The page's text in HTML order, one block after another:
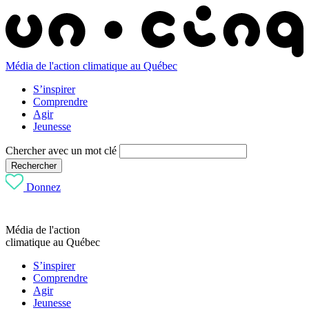
Média de l'action climatique au Québec
S’inspirer
Comprendre
Agir
Jeunesse
Chercher avec un mot clé
Rechercher
Donnez
Média de l'action
climatique au Québec
S’inspirer
Comprendre
Agir
Jeunesse